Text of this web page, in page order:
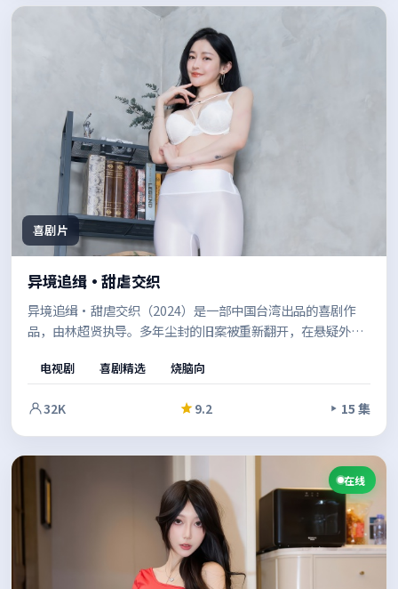
喜剧片
异境追缉·甜虐交织
异境追缉·甜虐交织（2024）是一部中国台湾出品的喜剧作
品，由林超贤执导。多年尘封的旧案被重新翻开，在悬疑外壳
一口气看完。
电视剧 喜剧精选 烧脑向
32K 9.2 15 集
在线